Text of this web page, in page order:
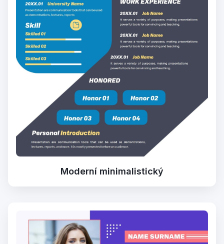
Moderní minimalistický